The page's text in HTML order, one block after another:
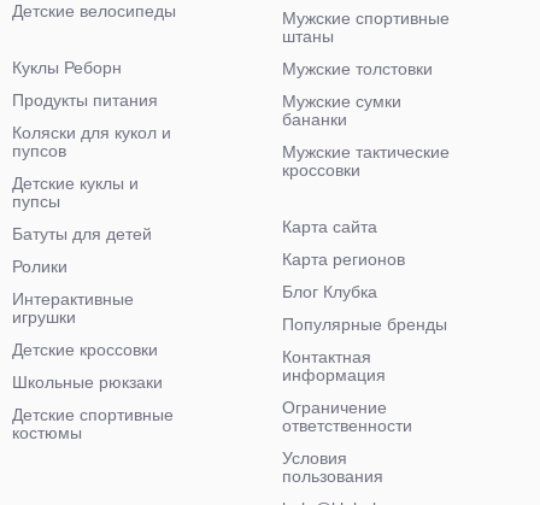
Детские велосипеды
Мужские спортивные
штаны
Мужские толстовки
Мужские сумки
бананки
Мужские тактические
кроссовки
Куклы Реборн
Продукты питания
Коляски для кукол и
пупсов
Детские куклы и
пупсы
Батуты для детей
Ролики
Интерактивные
игрушки
Детские кроссовки
Школьные рюкзаки
Детские спортивные
костюмы
Карта сайта
Карта регионов
Блог Клубка
Популярные бренды
Контактная
информация
Ограничение
ответственности
Условия
пользования